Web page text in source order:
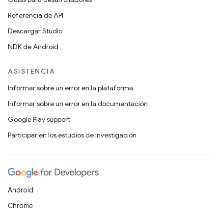
Referencia de API
Descargar Studio
NDK de Android
ASISTENCIA
Informar sobre un error en la plataforma
Informar sobre un error en la documentación
Google Play support
Participar en los estudios de investigación
Android
Chrome